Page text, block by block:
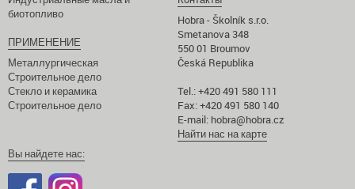
биотопливо
ПРИМЕНЕНИЕ
Металлургическая
Строительное дело
Стекло и керамика
Строительное дело
Hobra - Školník s.r.o.
Smetanova 348
550 01 Broumov
Česká Republika
Tel.: +420 491 580 111
Fax: +420 491 580 140
E-mail: hobra@hobra.cz
Найти нас на карте
Вы найдете нас: